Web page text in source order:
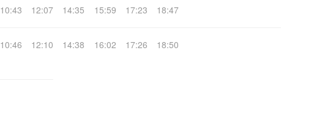
10:43 12:07 14:35 15:59 17:23 18:47
10:46 12:10 14:38 16:02 17:26 18:50